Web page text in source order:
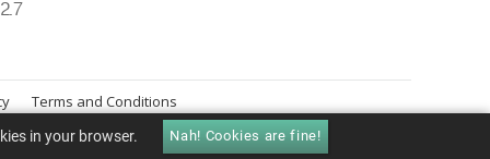
Terms and Conditions
in your browser. Nah! Cookies are fine!